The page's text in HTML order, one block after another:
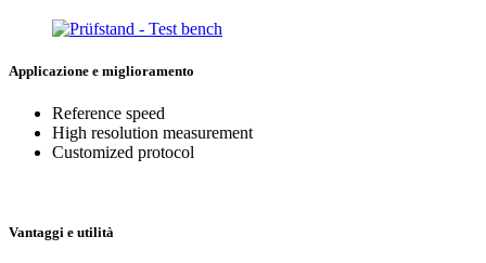
Applicazione e miglioramento
Reference speed
High resolution measurement
Customized protocol
Vantaggi e utilità